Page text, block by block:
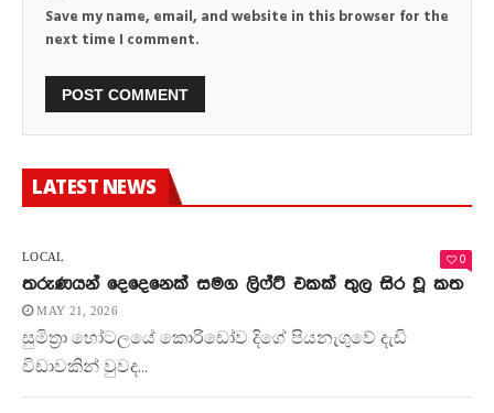
Save my name, email, and website in this browser for the
next time I comment.
LATEST NEWS
LOCAL 0
තරුණයන් දෙදෙනෙක් සමග ලිෆ්ට් එකක් තුල සිර වූ කත
MAY 21, 2026
සුමිත්‍රා හෝටලයේ කොරිඩෝව දිගේ පියනැගුවේ දැඩි
විඩාවකින් වුවද...